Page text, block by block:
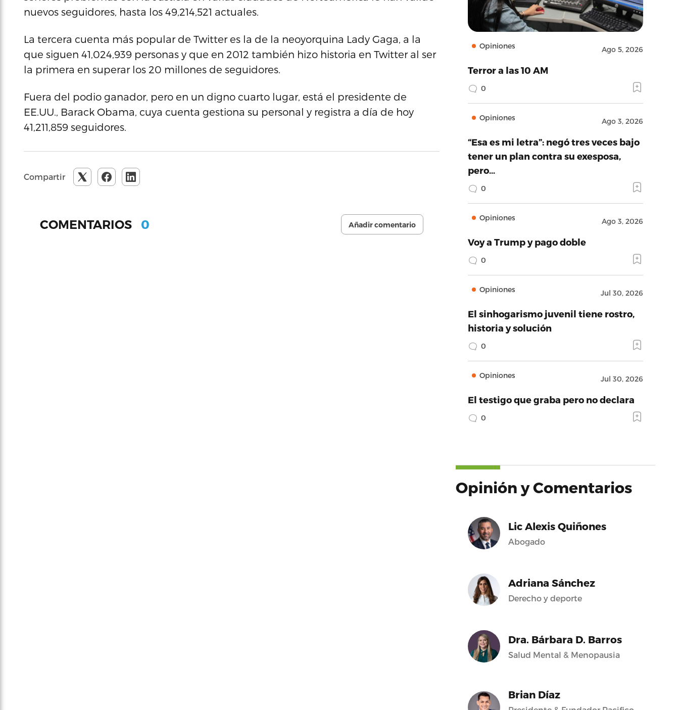
nuevos seguidores, hasta los 49,214,521 actuales.
La tercera cuenta más popular de Twitter es la de la neoyorquina Lady Gaga, a la
que siguen 41,024,939 personas y que en 2012 también hizo historia en Twitter al ser
la primera en superar los 20 millones de seguidores.
Fuera del podio ganador, pero en un digno cuarto lugar, está el presidente de
EE.UU., Barack Obama, cuya cuenta gestiona su personal y registra a día de hoy
41,211,859 seguidores.
Compartir
COMENTARIOS 0 Añadir comentario
Opiniones Ago 5, 2026
Terror a las 10 AM
0
Opiniones Ago 3, 2026
“Esa es mi letra”: negó tres veces bajo
tener un plan contra su exesposa,
pero…
0
Opiniones Ago 3, 2026
Voy a Trump y pago doble
0
Opiniones Jul 30, 2026
El sinhogarismo juvenil tiene rostro,
historia y solución
0
Opiniones Jul 30, 2026
El testigo que graba pero no declara
0
Opinión y Comentarios
Lic Alexis Quiñones
Abogado
Adriana Sánchez
Derecho y deporte
Dra. Bárbara D. Barros
Salud Mental & Menopausia
Brian Díaz